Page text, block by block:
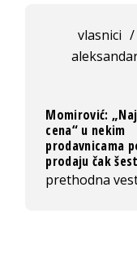
vlasnici /
Momirović:
cena“ u nekim
prodavnicama
prodaju čak
prethodna